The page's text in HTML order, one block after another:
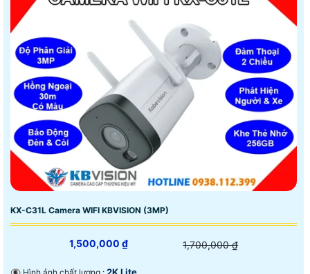
KX-C31L Camera WIFI KBVISION (3MP)
1,500,000 ₫ 1,700,000 ₫